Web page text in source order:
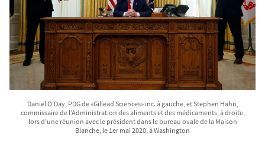
Daniel O’Day, PDG de «Gillead Sciences» inc. à gauche, et Stephen Hahn,
commissaire de l’Administration des aliments et des médicaments, à droite,
lors d’une réunion avec le président dans le bureau ovale de la Maison
Blanche, le 1er mai 2020, à Washington